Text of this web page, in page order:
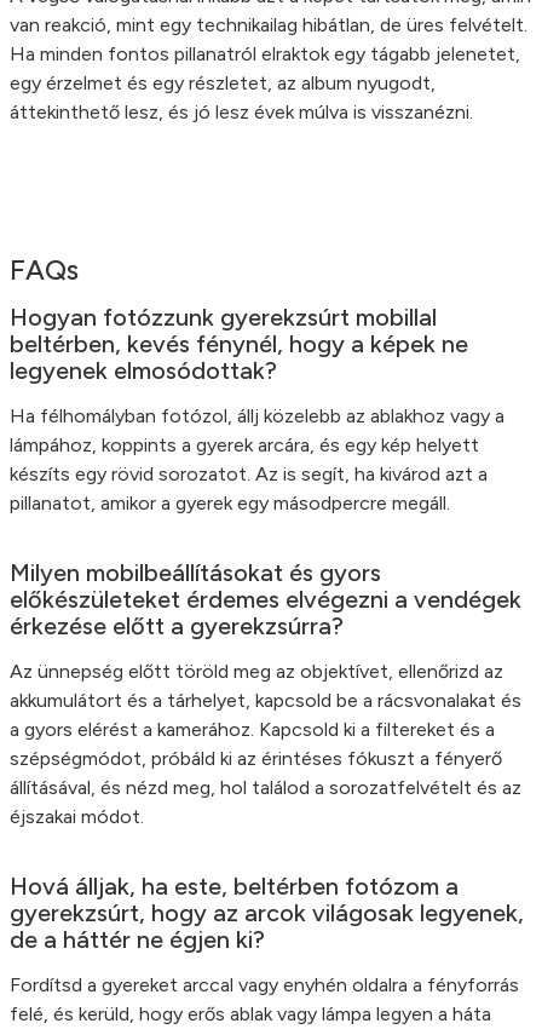
van reakció, mint egy technikailag hibátlan, de üres felvételt.
Ha minden fontos pillanatról elraktok egy tágabb jelenetet,
egy érzelmet és egy részletet, az album nyugodt,
áttekinthető lesz, és jó lesz évek múlva is visszanézni.
FAQs
Hogyan fotózzunk gyerekzsúrt mobillal
beltérben, kevés fénynél, hogy a képek ne
legyenek elmosódottak?
Ha félhomályban fotózol, állj közelebb az ablakhoz vagy a
lámpához, koppints a gyerek arcára, és egy kép helyett
készíts egy rövid sorozatot. Az is segít, ha kivárod azt a
pillanatot, amikor a gyerek egy másodpercre megáll.
Milyen mobilbeállításokat és gyors
előkészületeket érdemes elvégezni a vendégek
érkezése előtt a gyerekzsúrra?
Az ünnepség előtt töröld meg az objektívet, ellenőrizd az
akkumulátort és a tárhelyet, kapcsold be a rácsvonalakat és
a gyors elérést a kamerához. Kapcsold ki a filtereket és a
szépségmódot, próbáld ki az érintéses fókuszt a fényerő
állításával, és nézd meg, hol találod a sorozatfelvételt és az
éjszakai módot.
Hová álljak, ha este, beltérben fotózom a
gyerekzsúrt, hogy az arcok világosak legyenek,
de a háttér ne égjen ki?
Fordítsd a gyereket arccal vagy enyhén oldalra a fényforrás
felé, és kerüld, hogy erős ablak vagy lámpa legyen a háta